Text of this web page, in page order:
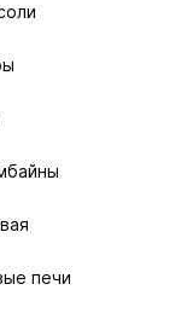
печи